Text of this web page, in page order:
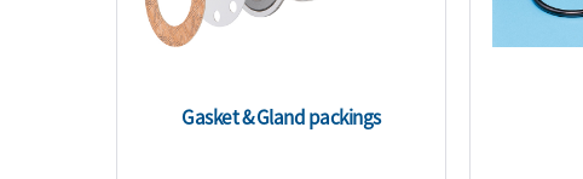
Gasket & Gland packings